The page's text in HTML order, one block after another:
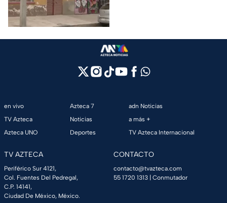
en vivo
TV Azteca
Azteca UNO
Azteca 7
Noticias
Deportes
adn Noticias
a más +
TV Azteca Internacional
TV AZTECA
Periférico Sur 4121,
Col. Fuentes Del Pedregal,
C.P. 14141,
Ciudad De México, México.
CONTACTO
contacto@tvazteca.com
55 1720 1313 | Conmutador